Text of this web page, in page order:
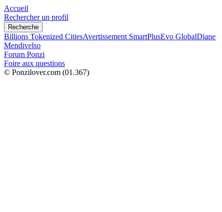
Accueil
Rechercher un profil
Recherche
Billions Tokenized CitiesAvertissement SmartPlusEvo GlobalDiane
Mendivelso
Forum Ponzi
Foire aux questions
© Ponzilover.com (01.367)